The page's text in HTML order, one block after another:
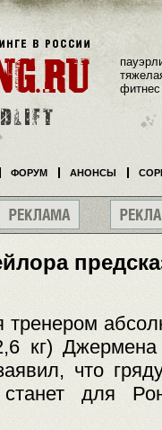
кг)
что
для
фитнес
ФОРУМ АНОНСЫ